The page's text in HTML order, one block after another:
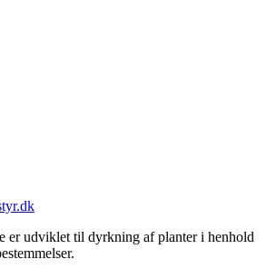
er udviklet til dyrkning af planter i henhold